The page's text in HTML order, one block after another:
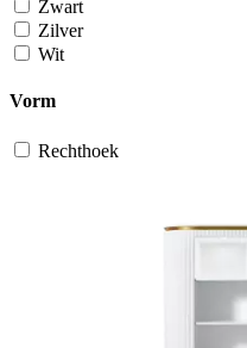
Zwart
Zilver
Wit
Vorm
Rechthoek